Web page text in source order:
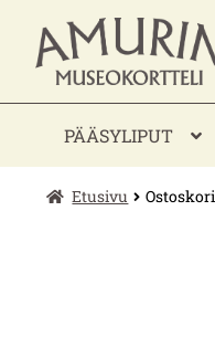
Siirry
navigointiin
Siirry
sisältöön
PÄÄSYLIPUT
Etusivu Ostoskori